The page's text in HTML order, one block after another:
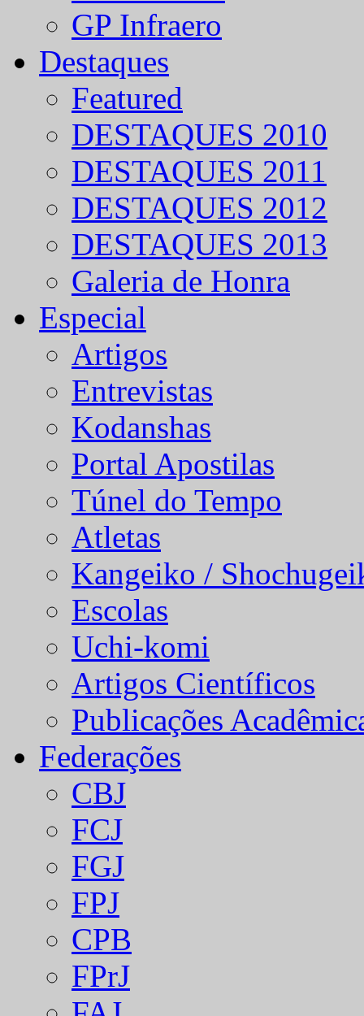
GP Infraero
Destaques
Featured
DESTAQUES 2010
DESTAQUES 2011
DESTAQUES 2012
DESTAQUES 2013
Galeria de Honra
Especial
Artigos
Entrevistas
Kodanshas
Portal Apostilas
Túnel do Tempo
Atletas
Kangeiko /
Escolas
Uchi-komi
Artigos Científicos
Publicações
Federações
CBJ
FCJ
FGJ
FPJ
CPB
FPrJ